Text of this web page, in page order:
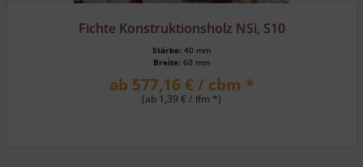
Lärche, HS 162 eins. Rundkantenpr./eins. Fasebrett
Stärke: 19 mm
Breite: 116 mm
ab 23,80 € / m² *